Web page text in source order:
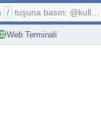
Web Terminali
/ tuşuna basın: @kullanıcı, $sembol, ...